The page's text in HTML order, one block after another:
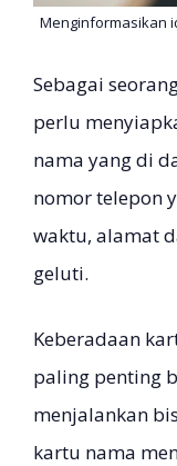
Menginformasikan
Sebagai
perlu
nama yang di
nomor telepon
waktu, alamat
geluti.
Keberadaan
paling penting
menjalankan
kartu nama